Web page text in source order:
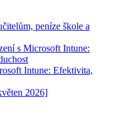
peníze škole a
s Microsoft Intune:
Intune: Efektivita,
2026]